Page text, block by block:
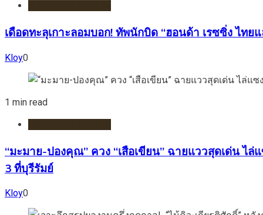
เดือดทะลุเกาะลอมบอก! ทัพนักบิด “ฮอนด้า เรซซิ่ง ไท
Kloy0
1 min read
“มะมาย-ปองคุณ” ควง “เสือเขียน” ฉายแววสุดเด่น
3 ที่บุรีรัมย์
Kloy0